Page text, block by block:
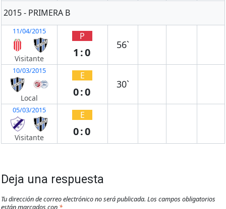
2015 - PRIMERA B
11/04/2015
Visitante
P
1:0
56`
10/03/2015
Local
E
0:0
30`
05/03/2015
Visitante
E
0:0
Deja una respuesta
Tu dirección de correo electrónico no será publicada. Los campos obligatorios
están marcados con *